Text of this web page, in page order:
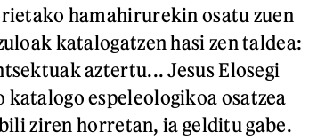
hamahirurekin osatu zuen
katalogatzen hasi zen taldea:
aztertu... Jesus Elosegi
espeleologikoa osatzea
ziren horretan, ia gelditu gabe.